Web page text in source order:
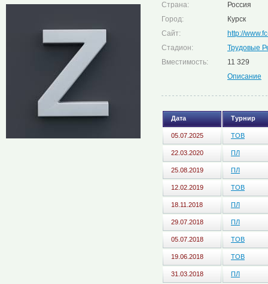
Страна:
Россия
Город:
Курск
Сайт:
http://
Стадион:
Трудовые
Вместимость:
11 329
Описание
Дата Турнир
05.07.2025 ТОВ
22.03.2020 ПЛ
25.08.2019 ПЛ
12.02.2019 ТОВ
18.11.2018 ПЛ
29.07.2018 ПЛ
05.07.2018 ТОВ
19.06.2018 ТОВ
31.03.2018 ПЛ